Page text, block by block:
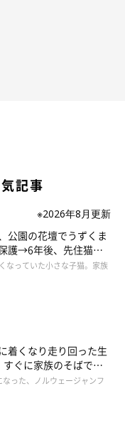
記事
※2026年8月更新
公園の花壇でうずくま
護→6年後、先住猫
関係に
なっていた小さな子猫。家族
着くなり走り回った生
ぐに家族のそばで落
てよかった」
った、ノルウェージャンフ